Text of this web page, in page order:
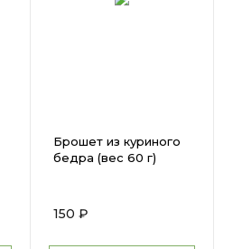
Брошет из куриного
бедра (вес 60 г)
150 ₽